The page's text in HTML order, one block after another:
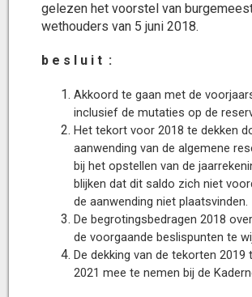
gelezen het voorstel van
wethouders van 5 juni 2018.
b e s l u i t :
Akkoord te gaan met de
inclusief de mutaties op de
Het tekort voor 2018 te dekken
aanwending van de algemene
bij het opstellen van de
blijken dat dit saldo zich niet
de aanwending niet plaatsvinden.
De begrotingsbedragen 2018
de voorgaande beslispunten te
De dekking van de tekorten 2019
2021 mee te nemen bij de